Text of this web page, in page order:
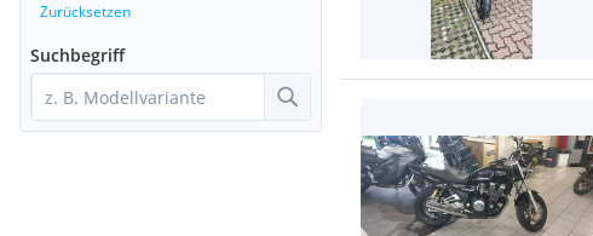
Zurücksetzen
Suchbegriff